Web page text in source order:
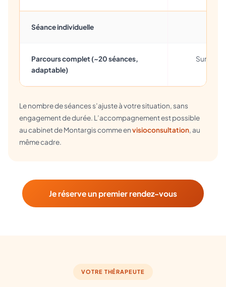
Séance individuelle
Parcours complet (~20 séances,
adaptable)
Sur la
Le nombre de séances s’ajuste à votre situation, sans
engagement de durée. L’accompagnement est possible
au cabinet de Montargis comme envisioconsultation, au
même cadre.
Je réserve un premier rendez-vous
VOTRE THÉRAPEUTE